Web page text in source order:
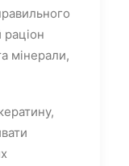
раціон
мінерали,